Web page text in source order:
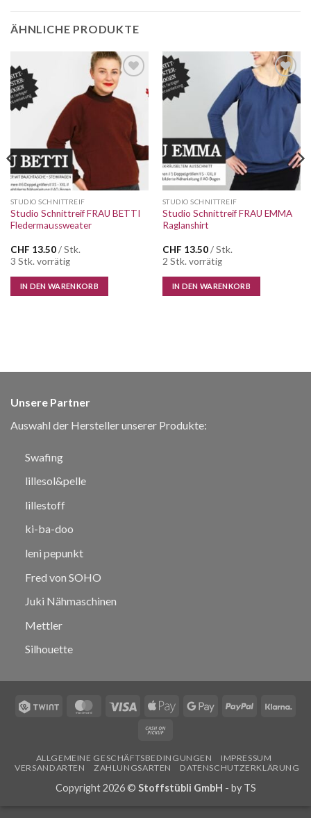
ÄHNLICHE PRODUKTE
STUDIO SCHNITTREIF
Studio Schnittreif FRAU BETTI
Fledermaussweater
CHF 13.50/ Stk.
3 Stk. vorrätig
IN DEN WARENKORB
STUDIO SCHNITTREIF
Studio Schnittreif FRAU EMMA
Raglanshirt
CHF 13.50/ Stk.
2 Stk. vorrätig
IN DEN WARENKORB
Unsere Partner
Auswahl der Hersteller unserer Produkte:
Swafing
lillesol&pelle
lillestoff
ki-ba-doo
leni pepunkt
Fred von SOHO
Juki Nähmaschinen
Mettler
Silhouette
Twint MasterCard
Visa
Apple
Google PayPal
Pickup
ALLGEMEINE GESCHÄFTSBEDINGUNGEN
IMPRESSUM
VERSANDARTEN
ZAHLUNGSARTEN DATENSCHUTZERKLÄRUNG
Copyright 2026 © Stoffstübli GmbH - by TS